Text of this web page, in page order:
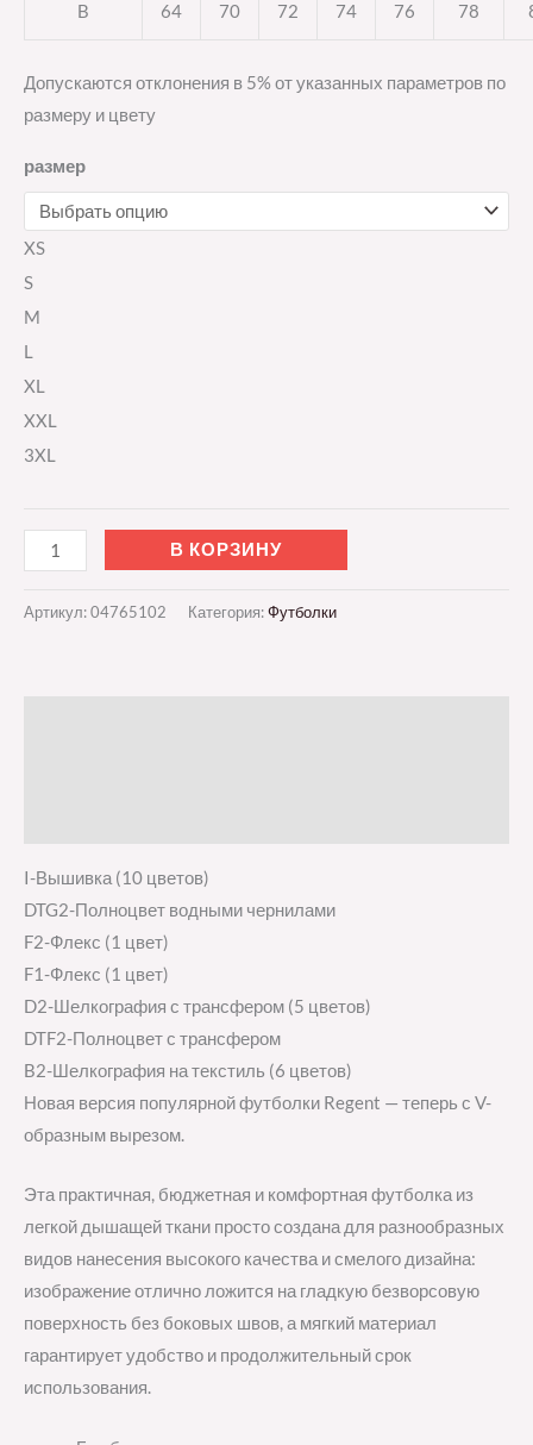
B 64 70 72 74 76 78
Допускаются отклонения в 5% от указанных параметров по
размеру и цвету
размер
XS
S
M
L
XL
XXL
3XL
В КОРЗИНУ
Артикул:04765102 Категория:Футболки
I-Вышивка (10 цветов)
DTG2-Полноцвет водными чернилами
F2-Флекс (1 цвет)
F1-Флекс (1 цвет)
D2-Шелкография с трансфером (5 цветов)
DTF2-Полноцвет с трансфером
B2-Шелкография на текстиль (6 цветов)
Новая версия популярной футболки Regent — теперь с V-
образным вырезом.
Эта практичная, бюджетная и комфортная футболка из
легкой дышащей ткани просто создана для разнообразных
видов нанесения высокого качества и смелого дизайна:
изображение отлично ложится на гладкую безворсовую
поверхность без боковых швов, а мягкий материал
гарантирует удобство и продолжительный срок
использования.